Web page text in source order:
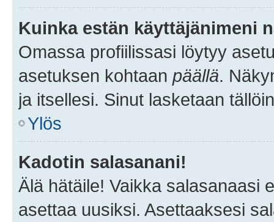
Kuinka estän käyttäjänimeni
Omassa profiilissasi löytyy
asetuksen kohtaan päällä.
ja itsellesi. Sinut lasketaan
Ylös
Kadotin salasanani!
Älä hätäile! Vaikka salasanaasi
asettaa uusiksi. Asettaaksesi